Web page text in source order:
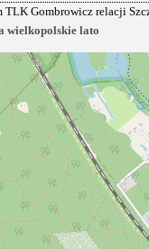
TLK Gombrowicz relacji
wielkopolskie lato